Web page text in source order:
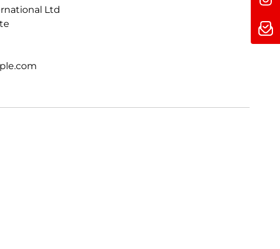
auf völlig neuem Level. Direkt integriert.
Ltd